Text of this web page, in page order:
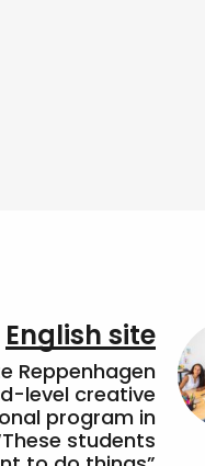
English site
Reppenhagen
level creative
program in
students